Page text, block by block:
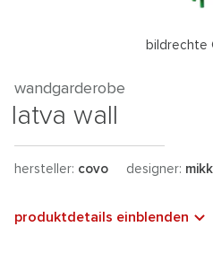
bildrechte
wandgarderobe
latva wall
hersteller: covo designer:
produktdetails einblenden